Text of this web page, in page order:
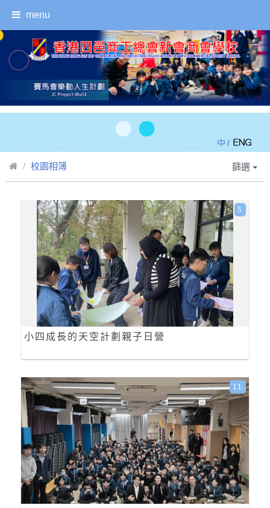
menu
/
校園相簿 篩選
小四成長的天空計劃親子日營
5
11